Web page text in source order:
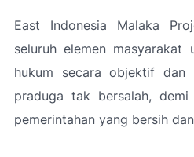
East Indonesia Malaka
seluruh elemen masyarakat
hukum secara objektif dan
praduga tak bersalah,
pemerintahan yang bersih